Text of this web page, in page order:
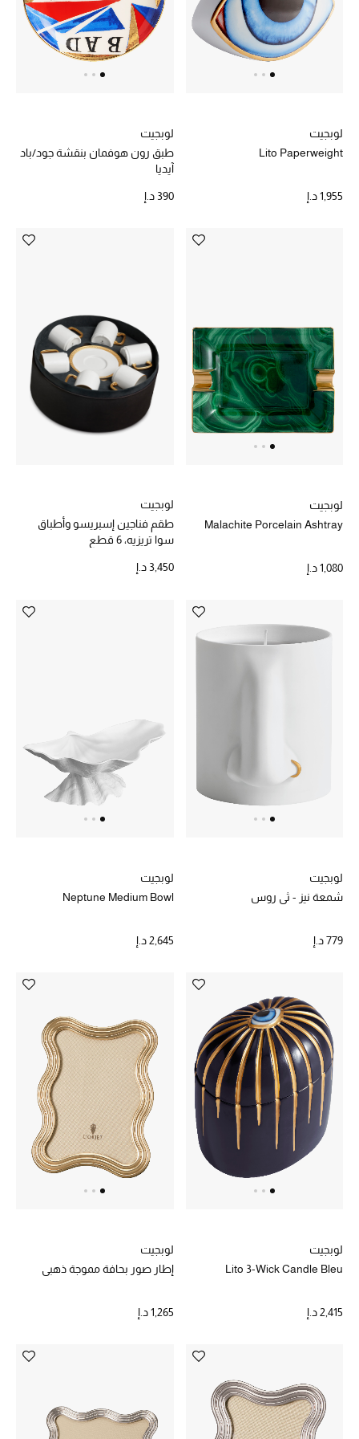
حقائب رجالية
العناية الشخصية بالرجال
صُممت للرجال
تسوقوا للرجال
عودة صغاركم للمدارس
الهدايا
الموسم الجديد
هدايا للأطفال
تشكيلة مستلزمات الأطفال
مستلزمات البنات (2 - 14 سنة)
ما وصلنا حديثا
أبرز المصممين
غرفة الطعام
الديكورات والإكسسوارات
أجهزة المطبخ والمنزل
تسوقوا للمنزل
لوبجيت
Lito Paperweight
1,955 د.إ
لوبجيت
طبق رون هوفمان بنقشة جود/باد
آيديا
390 د.إ
لوبجيت
Malachite Porcelain Ashtray
1,080 د.إ
لوبجيت
طقم فناجين إسبريسو وأطباق
سوا تريزيه، 6 قطع
3,450 د.إ
لوبجيت
شمعة نيز - ثي روس
779 د.إ
لوبجيت
Neptune Medium Bowl
2,645 د.إ
لوبجيت
Lito 3-Wick Candle Bleu
2,415 د.إ
لوبجيت
إطار صور بحافة مموجة ذهبي
1,265 د.إ